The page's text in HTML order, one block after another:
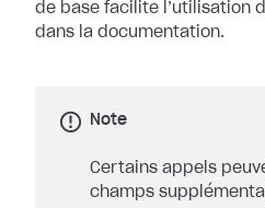
de base facilite l’utilisation
dans la documentation.
Note
Certains appels
champs